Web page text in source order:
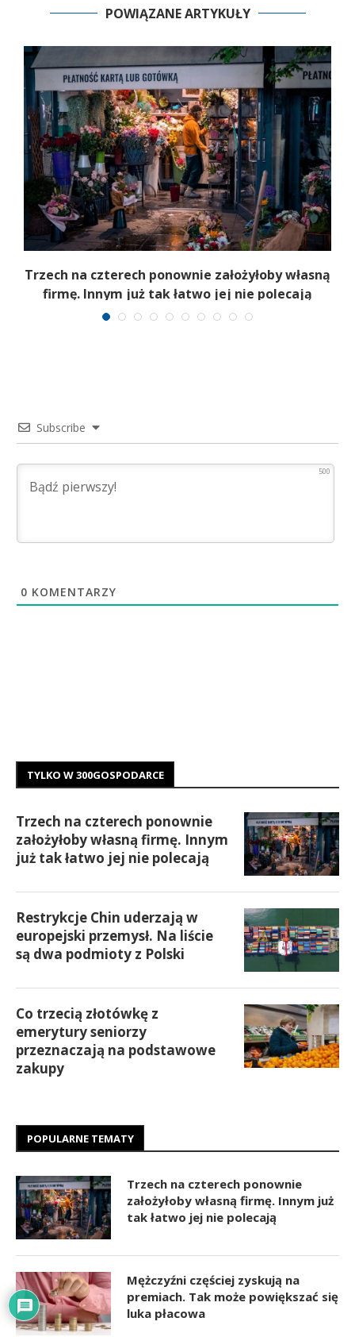
POWIĄZANE ARTYKUŁY
Trzech na czterech ponownie założyłoby własną
firmę. Innym już tak łatwo jej nie polecają
Subscribe
500
0 KOMENTARZY
TYLKO W 300GOSPODARCE
Trzech na czterech ponownie
założyłoby własną firmę. Innym
już tak łatwo jej nie polecają
Restrykcje Chin uderzają w
europejski przemysł. Na liście
są dwa podmioty z Polski
Co trzecią złotówkę z
emerytury seniorzy
przeznaczają na podstawowe
zakupy
POPULARNE TEMATY
Trzech na czterech ponownie
założyłoby własną firmę. Innym już
tak łatwo jej nie polecają
Mężczyźni częściej zyskują na
premiach. Tak może powiększać się
luka płacowa